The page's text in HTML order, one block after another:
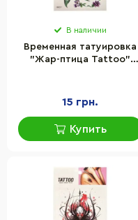
В наличии
Временная татуировка
"Жар-птица Tattoo"
15 грн.
Купить